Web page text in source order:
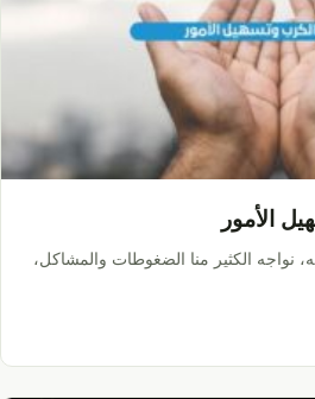
الأمور
نواجه الكثير منا الضغوطات والمشاكل،